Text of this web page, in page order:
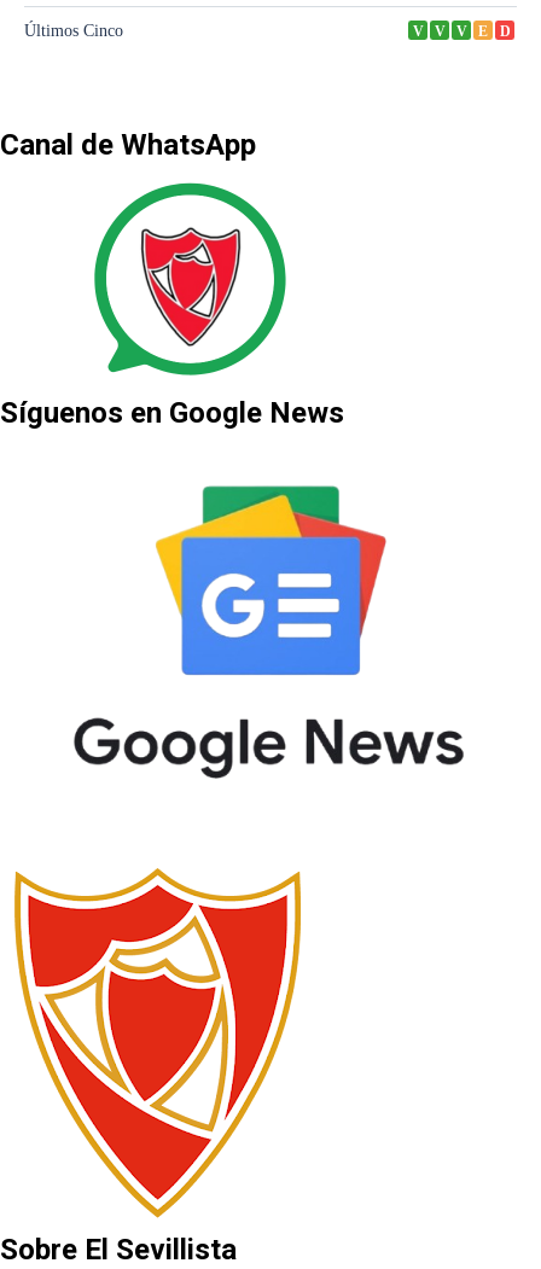
Canal de WhatsApp
Síguenos en Google News
Sobre El Sevillista